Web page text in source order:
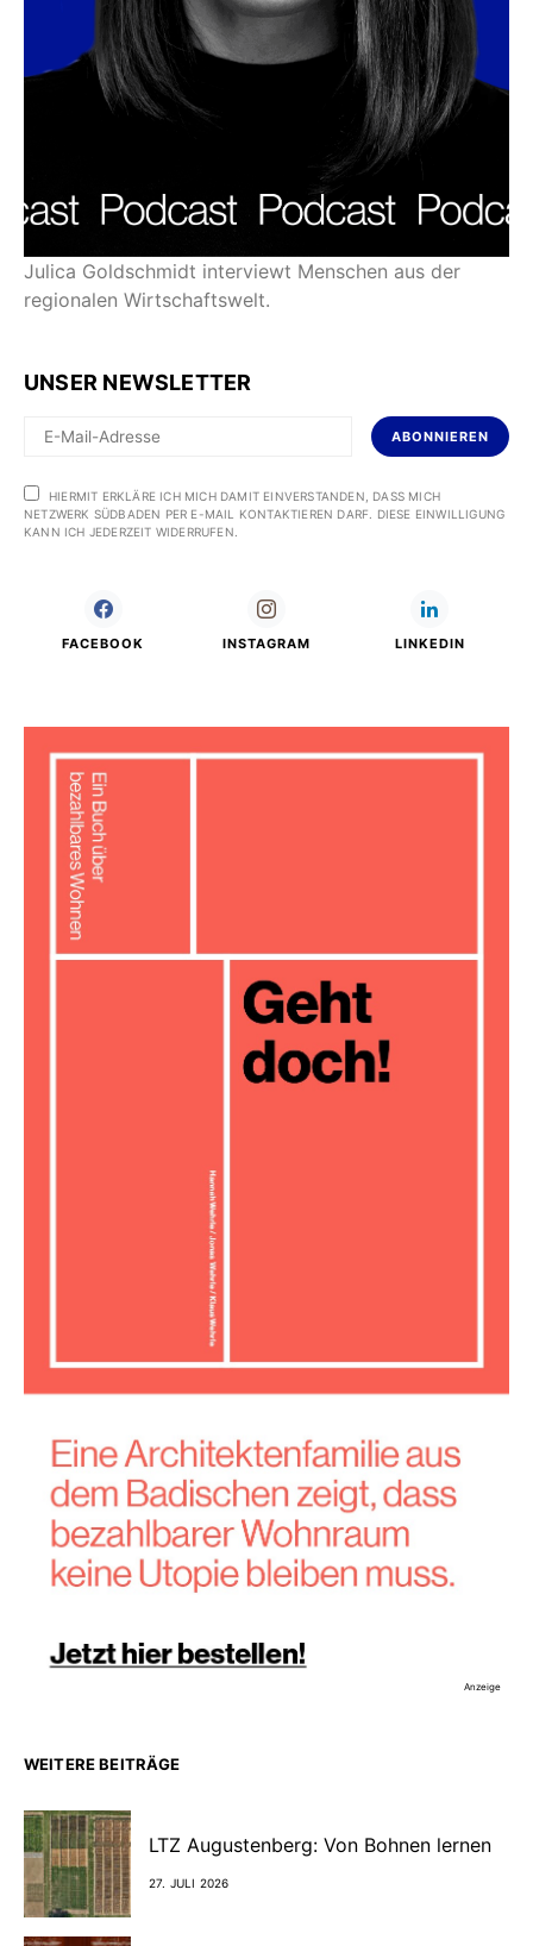
Julica Goldschmidt interviewt Menschen aus der
regionalen Wirtschaftswelt.
UNSER NEWSLETTER
ABONNIEREN
HIERMIT ERKLÄRE ICH MICH DAMIT EINVERSTANDEN, DASS MICH
NETZWERK SÜDBADEN PER E-MAIL KONTAKTIEREN DARF. DIESE EINWILLIGUNG
KANN ICH JEDERZEIT WIDERRUFEN.
FACEBOOK INSTAGRAM LINKEDIN
Anzeige
WEITERE BEITRÄGE
LTZ Augustenberg: Von Bohnen lernen
27. JULI 2026